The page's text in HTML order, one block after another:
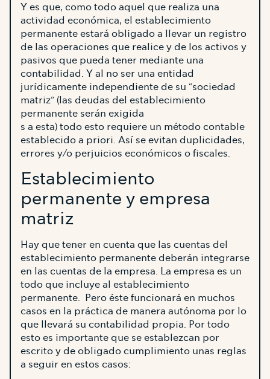
Y es que, como todo aquel que realiza una
actividad económica, el establecimiento
permanente estará obligado a llevar un registro
de las operaciones que realice y de los activos y
pasivos que pueda tener mediante una
contabilidad. Y al no ser una entidad
jurídicamente independiente de su “sociedad
matriz” (las deudas del establecimiento
permanente serán exigida
s a esta) todo esto requiere un método contable
establecido a priori. Así se evitan duplicidades,
errores y/o perjuicios económicos o fiscales.
Establecimiento
permanente y empresa
matriz
Hay que tener en cuenta que las cuentas del
establecimiento permanente deberán integrarse
en las cuentas de la empresa. La empresa es un
todo que incluye al establecimiento
permanente. Pero éste funcionará en muchos
casos en la práctica de manera autónoma por lo
que llevará su contabilidad propia. Por todo
esto es importante que se establezcan por
escrito y de obligado cumplimiento unas reglas
a seguir en estos casos: